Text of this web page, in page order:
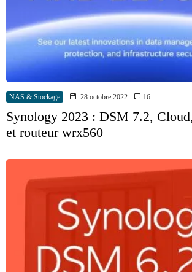
NAS & Stockage 28 octobre 2022 16
Synology 2023 : DSM 7.2,
et routeur wrx560